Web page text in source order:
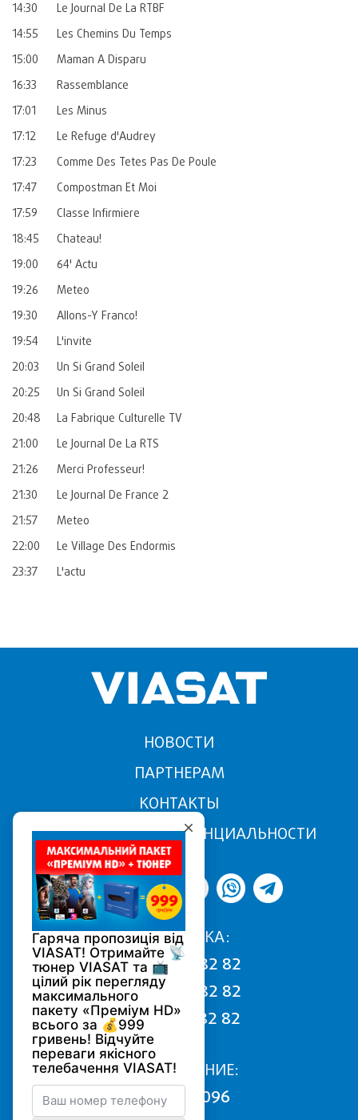
14:30
Le Journal De La RTBF
14:55
Les Chemins Du Temps
15:00
Maman A Disparu
16:33
Rassemblance
17:01
Les Minus
17:12
Le Refuge d'Audrey
17:23
Comme Des Tetes Pas De Poule
17:47
Compostman Et Moi
17:59
Classe Infirmiere
18:45
Chateau!
19:00
64' Actu
19:26
Meteo
19:30
Allons-Y Franco!
19:54
L'invite
20:03
Un Si Grand Soleil
20:25
Un Si Grand Soleil
20:48
La Fabrique Culturelle TV
21:00
Le Journal De La RTS
21:26
Merci Professeur!
21:30
Le Journal De France 2
21:57
Meteo
22:00
Le Village Des Endormis
23:37
L'actu
НОВОСТИ
ПАРТНЕРАМ
КОНТАКТЫ
ПОЛИТИКА КОНФИДЕНЦИАЛЬНОСТИ
ПОДДЕРЖКА:
068 170 82 82
050 170 82 82
093 170 82 82
ПОДКЛЮЧЕНИЕ:
0800 502 096